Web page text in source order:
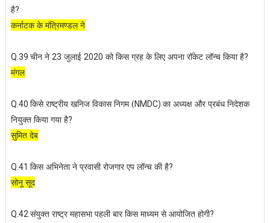
है?
कर्नाटक के मंत्रिमण्डल ने
Q.39 चीन ने 23 जुलाई 2020 को किस ग्रह के लिए अपना रॉकेट लॉन्च किया है?
मंगल
Q.40 किसे राष्ट्रीय खनिज विकास निगम (NMDC) का अध्यक्ष और प्रबंध निदेशक
नियुक्त किया गया है?
सुमित देब
Q.41 किस अभिनेता ने प्रवासी रोजगार एप लॉन्च की है?
सोनू सूद
Q.42 संयुक्त राष्ट्र महासभा पहली बार किस माध्यम से आयोजित होगी?